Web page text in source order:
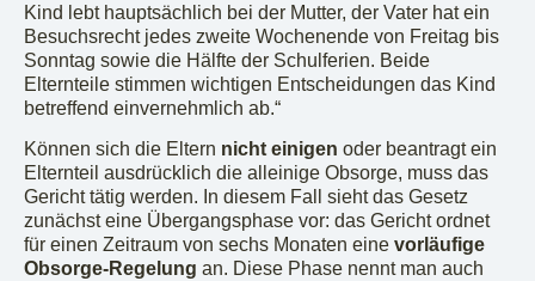
Kind lebt hauptsächlich bei der Mutter, der Vater hat ein
Besuchsrecht jedes zweite Wochenende von Freitag bis
Sonntag sowie die Hälfte der Schulferien. Beide
Elternteile stimmen wichtigen Entscheidungen das Kind
betreffend einvernehmlich ab.“
Können sich die Eltern nicht einigen oder beantragt ein
Elternteil ausdrücklich die alleinige Obsorge, muss das
Gericht tätig werden. In diesem Fall sieht das Gesetz
zunächst eine Übergangsphase vor: das Gericht ordnet
für einen Zeitraum von sechs Monaten eine vorläufige
Obsorge-Regelung an. Diese Phase nennt man auch